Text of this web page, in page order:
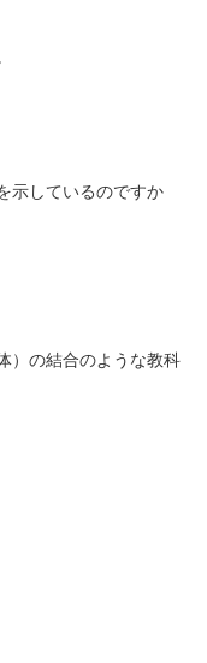
示しているのですか
）の結合のような教科